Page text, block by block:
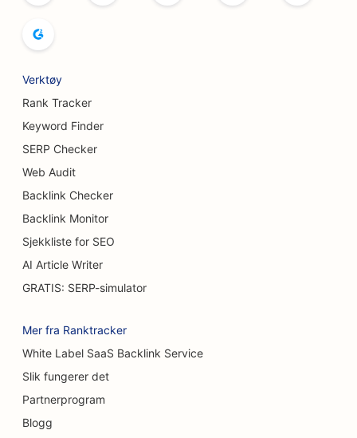
SEO for bokhandlere
SEO for brystforstørrelsestjenester
SEO for bufférestauranter
SEO for burgerbiler
SEO for brannskadekirurger
SEO for kakebutikker
SEO for restauranter med uformell servering
SEO for teppe- og gulvbutikker
SEO for bilvaskerier
SEO for rengjøringstjenester
Verktøy
Rank Tracker
Keyword Finder
SERP Checker
Web Audit
Backlink Checker
Backlink Monitor
Sjekkliste for SEO
AI Article Writer
GRATIS: SERP-simulator
Mer fra Ranktracker
White Label SaaS Backlink Service
Slik fungerer det
Partnerprogram
Blogg